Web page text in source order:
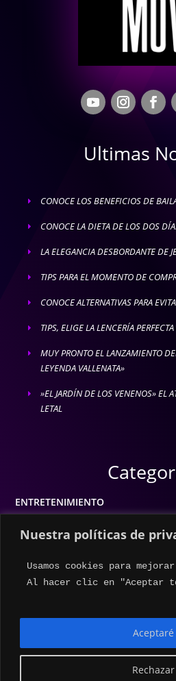
Nuestra políticas de
Usamos cookies para
Al hacer clic en "Aceptar
Rechazar
Aceptaré
Ultimas
E CONOCE LOS BENEFICIOS DE
E CONOCE LA DIETA DE LOS DOS
E LA ELEGANCIA DESBORDANTE DE
E TIPS PARA EL MOMENTO DE
E CONOCE ALTERNATIVAS PARA
E TIPS, ELIGE LA LENCERÍA
E
MUY PRONTO EL LANZAMIENTO
LEYENDA VALLENATA»
E
»EL JARDÍN DE LOS VENENOS» EL
LETAL
ENTRETENIMIENTO
ESTILO DE VIDA